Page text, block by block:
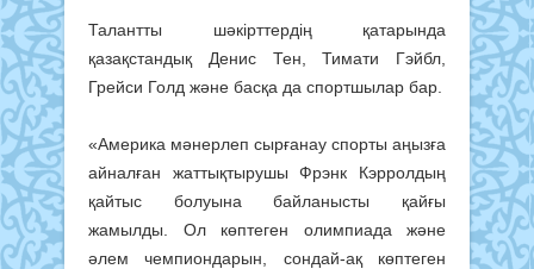
Талантты шәкірттердің қатарында
қазақстандық Денис Тен, Тимати Гэйбл,
Грейси Голд және басқа да спортшылар бар.
«Америка мәнерлеп сырғанау спорты аңызға
айналған жаттықтырушы Фрэнк Кэрролдың
қайтыс болуына байланысты қайғы
жамылды. Ол көптеген олимпиада және
әлем чемпиондарын, сондай-ақ көптеген